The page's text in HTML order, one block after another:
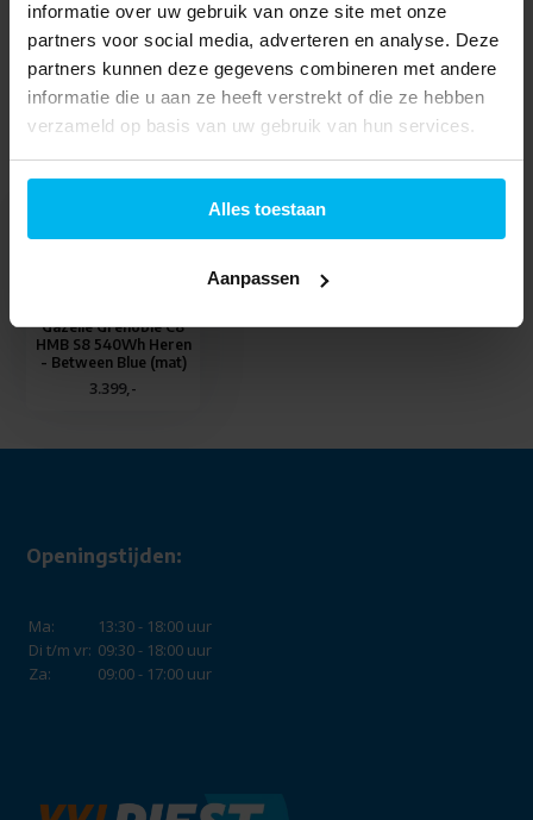
informatie over uw gebruik van onze site met onze
partners voor social media, adverteren en analyse. Deze
partners kunnen deze gegevens combineren met andere
informatie die u aan ze heeft verstrekt of die ze hebben
verzameld op basis van uw gebruik van hun services.
Alles toestaan
Aanpassen
Specificaties
Delen
Gazelle Grenoble C8
HMB S8 540Wh Heren
- Between Blue (mat)
3.399,-
Openingstijden:
Ma:
13:30 - 18:00 uur
Di t/m vr: 09:30 - 18:00 uur
Za:
09:00 - 17:00 uur